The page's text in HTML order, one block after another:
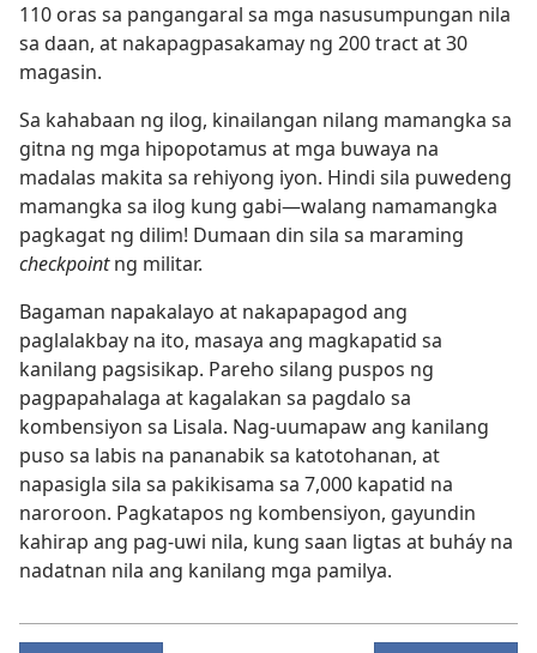
110 oras sa pangangaral sa mga nasusumpungan nila
sa daan, at nakapagpasakamay ng 200 tract at 30
magasin.
Sa kahabaan ng ilog, kinailangan nilang mamangka sa
gitna ng mga hipopotamus at mga buwaya na
madalas makita sa rehiyong iyon. Hindi sila puwedeng
mamangka sa ilog kung gabi​—walang namamangka
pagkagat ng dilim! Dumaan din sila sa maraming
checkpointng militar.
Bagaman napakalayo at nakapapagod ang
paglalakbay na ito, masaya ang magkapatid sa
kanilang pagsisikap. Pareho silang puspos ng
pagpapahalaga at kagalakan sa pagdalo sa
kombensiyon sa Lisala. Nag-uumapaw ang kanilang
puso sa labis na pananabik sa katotohanan, at
napasigla sila sa pakikisama sa 7,000 kapatid na
naroroon. Pagkatapos ng kombensiyon, gayundin
kahirap ang pag-uwi nila, kung saan ligtas at buháy na
nadatnan nila ang kanilang mga pamilya.